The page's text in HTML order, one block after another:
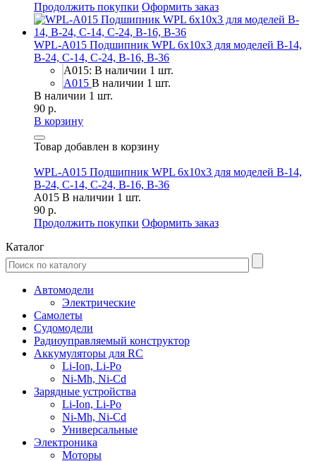
Продолжить покупки Оформить заказ
WPL-A015 Подшипник WPL 6x10x3 для моделей B-14,
B-24, C-14, C-24, B-16, B-36
A015: В наличии 1 шт.
A015 В наличии 1 шт.
В наличии 1 шт.
90 р.
В корзину
Товар добавлен в корзину
WPL-A015 Подшипник WPL 6x10x3 для моделей B-14,
B-24, C-14, C-24, B-16, B-36
A015 В наличии 1 шт.
90 р.
Продолжить покупки Оформить заказ
Каталог
Автомодели
Электрические
Самолеты
Судомодели
Радиоуправляемый конструктор
Аккумуляторы для RC
Li-Ion, Li-Po
Ni-Mh, Ni-Cd
Зарядные устройства
Li-Ion, Li-Po
Ni-Mh, Ni-Cd
Универсальные
Электроника
Моторы